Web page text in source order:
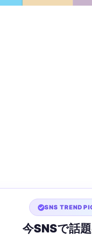
SNS TREND
今SNSで話